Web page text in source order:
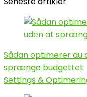
Sådan optimerer du
sprænge budgettet
Settings &